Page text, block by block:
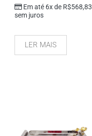
Em até 6x de R$568,83
sem juros
LER MAIS